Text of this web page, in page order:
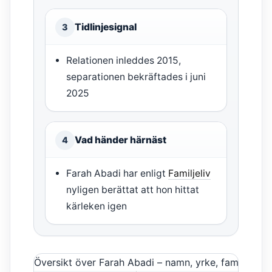
3 Tidlinjesignal
Relationen inleddes 2015,
separationen bekräftades i juni
2025
4 Vad händer härnäst
Farah Abadi har enligt Familjeliv
nyligen berättat att hon hittat
kärleken igen
Översikt över Farah Abadi – namn, yrke, familj och